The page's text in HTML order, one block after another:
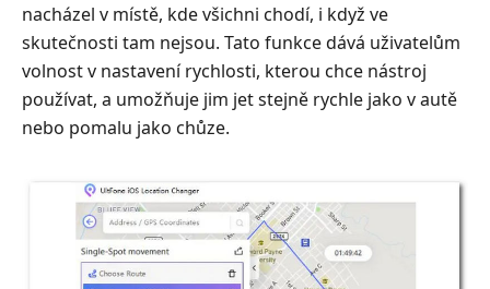
nacházel v místě, kde všichni chodí, i když ve
skutečnosti tam nejsou. Tato funkce dává uživatelům
volnost v nastavení rychlosti, kterou chce nástroj
používat, a umožňuje jim jet stejně rychle jako v autě
nebo pomalu jako chůze.